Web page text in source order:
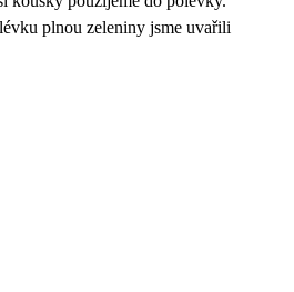
plnou zeleniny jsme uvařili